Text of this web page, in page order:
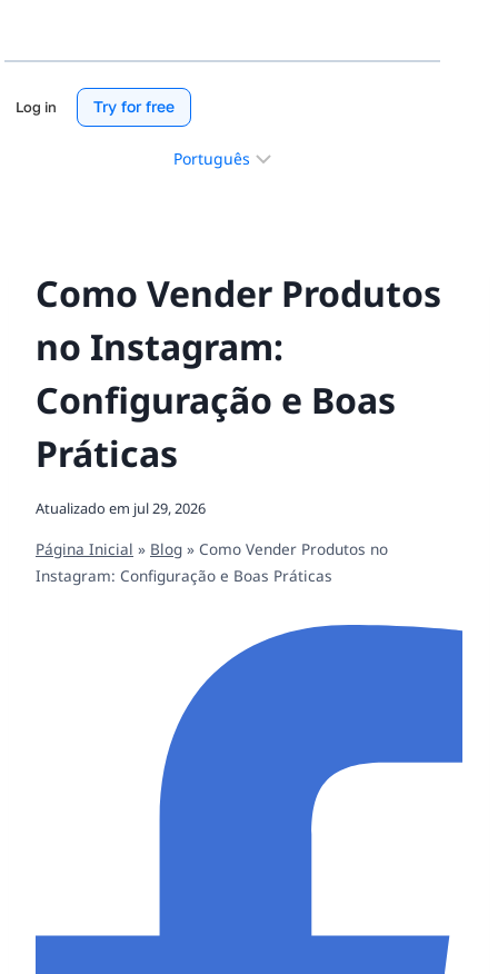
Log in Try for free
Escolha
Como Vender Produtos
no Instagram:
Configuração e Boas
Práticas
Atualizado em jul 29, 2026
Página Inicial » Blog » Como Vender Produtos no
Instagram: Configuração e Boas Práticas